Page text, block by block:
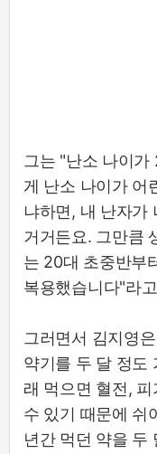
그는 "난소 나이
게 난소 나이가 어
냐하면, 내 난자가
거거든요. 그만큼
는 20대 초중반부
복용했습니다"라
그러면서 김지영
약기를 두 달 정도
래 먹으면 혈전,
수 있기 때문에 쉬
년간 먹던 약을 두